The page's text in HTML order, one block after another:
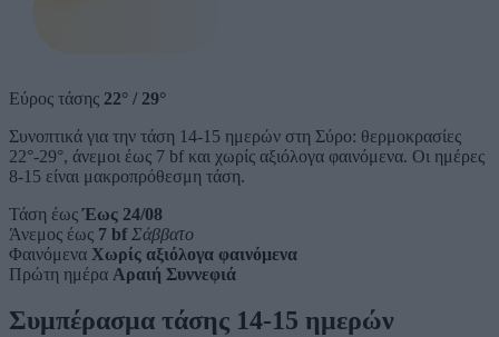
Εύρος τάσης 22° / 29°
Συνοπτικά για την τάση 14-15 ημερών στη Σύρο: θερμοκρασίες
22°-29°, άνεμοι έως 7 bf και χωρίς αξιόλογα φαινόμενα. Οι ημέρες
8-15 είναι μακροπρόθεσμη τάση.
Τάση έως Έως 24/08
Άνεμος έως 7 bf Σάββατο
Φαινόμενα Χωρίς αξιόλογα φαινόμενα
Πρώτη ημέρα Αραιή Συννεφιά
Συμπέρασμα τάσης 14-15 ημερών